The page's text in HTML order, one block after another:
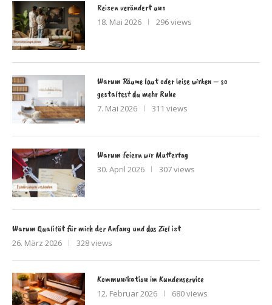
Reisen verändert uns
18. Mai 2026 296 views
Warum Räume laut oder leise wirken – so
gestaltest du mehr Ruhe
7. Mai 2026 311 views
Warum feiern wir Muttertag
30. April 2026 307 views
Warum Qualität für mich der Anfang und das Ziel ist
26. März 2026 328 views
Kommunikation im Kundenservice
12. Februar 2026 680 views